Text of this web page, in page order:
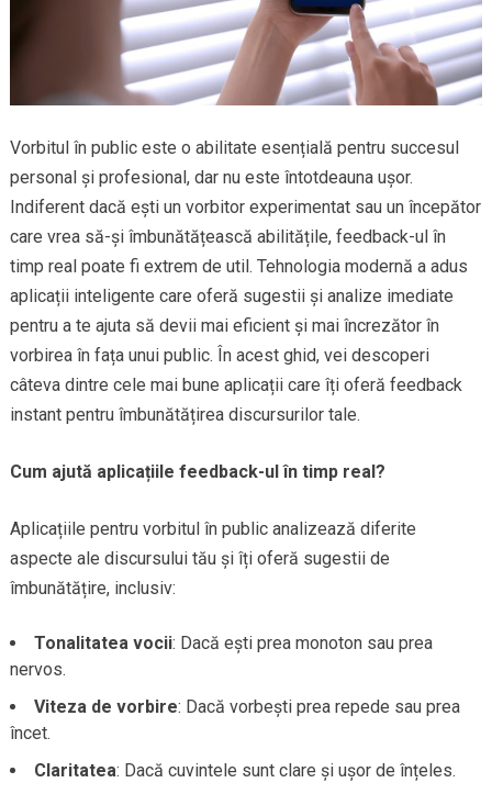
Vorbitul în public este o abilitate esențială pentru succesul
personal și profesional, dar nu este întotdeauna ușor.
Indiferent dacă ești un vorbitor experimentat sau un începător
care vrea să-și îmbunătățească abilitățile, feedback-ul în
timp real poate fi extrem de util. Tehnologia modernă a adus
aplicații inteligente care oferă sugestii și analize imediate
pentru a te ajuta să devii mai eficient și mai încrezător în
vorbirea în fața unui public. În acest ghid, vei descoperi
câteva dintre cele mai bune aplicații care îți oferă feedback
instant pentru îmbunătățirea discursurilor tale.
Cum ajută aplicațiile feedback-ul în timp real?
Aplicațiile pentru vorbitul în public analizează diferite
aspecte ale discursului tău și îți oferă sugestii de
îmbunătățire, inclusiv:
Tonalitatea vocii: Dacă ești prea monoton sau prea
nervos.
Viteza de vorbire: Dacă vorbești prea repede sau prea
încet.
Claritatea: Dacă cuvintele sunt clare și ușor de înțeles.